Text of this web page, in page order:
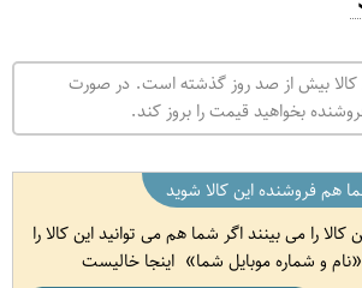
کالا بیش از صد روز گذشته است. در صورت
بخواهید قیمت را بروز کند.
هم فروشنده این کالا شوید
را می بینند اگر شما هم می توانید این کالا را
نام و شماره موبایل شما اینجا خالیست